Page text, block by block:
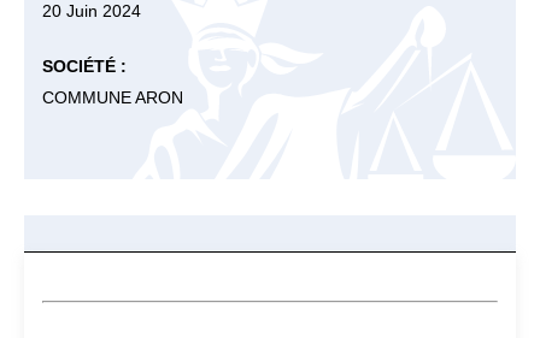
20 Juin 2024
SOCIÉTÉ :
COMMUNE ARON